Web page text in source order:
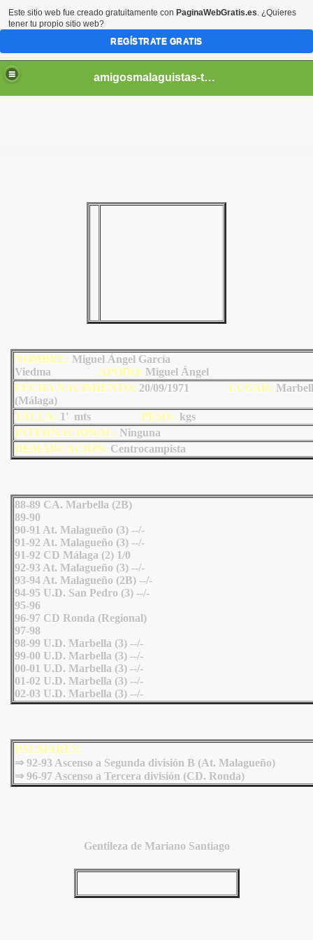
amigosmalaguistas-temporadas
NOMBRE: Miguel Ángel García
Viedma APODO: Miguel Ángel
FECHA NACIMIENTO: 20/09/1971 LUGAR:
(Málaga)
TALLA: 1' mts PESO: kgs
INTERNACIONAL: Ninguna
DEMARCACIÓN: Centrocampista
88-89 CA. Marbella (2B)
89-90
90-91 At. Malagueño (3) --/-
91-92 At. Malagueño (3) --/-
91-92 CD Málaga (2) 1/0
92-93 At. Malagueño (3) --/-
93-94 At. Malagueño (2B) --/-
94-95 U.D. San Pedro (3) --/-
95-96
96-97 CD Ronda (Regional)
97-98
98-99 U.D. Marbella (3) --/-
99-00 U.D. Marbella (3) --/-
00-01 U.D. Marbella (3) --/-
01-02 U.D. Marbella (3) --/-
02-03 U.D. Marbella (3) --/-
PALMARÉS:
⇒ 92-93 Ascenso a Segunda división B (At. Malagueño)
⇒ 96-97 Ascenso a Tercera división (CD. Ronda)
Gentileza de Mariano Santiago
Este sitio web fue creado gratuitamente con PaginaWebGratis.es. ¿Quieres
tener tu propio sitio web?
REGÍSTRATE GRATIS